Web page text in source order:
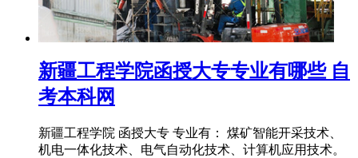
新疆工程学院函授大专专业有哪些 自
考本科网
新疆工程学院 函授大专 专业有： 煤矿智能开采技术、
机电一体化技术、电气自动化技术、计算机应用技术。